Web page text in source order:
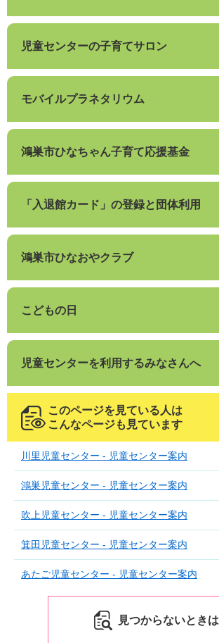
児童センターの子育てサロン
モバイルプラネタリウム
鴻巣市ひなちゃん子育て応援基金
「入退館カード」の登録と団体利用
鴻巣市ひなおやクラブ
こどもの日
児童センターを利用するみなさんへ
このページを見ている人は
こんなページも見ています
川里児童センター - 児童センター案内
鴻巣児童センター - 児童センター案内
吹上児童センター - 児童センター案内
箕田児童センター - 児童センター案内
あたご児童センター - 児童センター案内
見つからないときは